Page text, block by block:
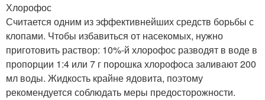
Хлорофос
Считается одним из эффективнейших средств борьбы с
клопами. Чтобы избавиться от насекомых, нужно
приготовить раствор: 10%-й хлорофос разводят в воде в
пропорции 1:4 или 7 г порошка хлорофоса заливают 200
мл воды. Жидкость крайне ядовита, поэтому
рекомендуется соблюдать меры предосторожности.